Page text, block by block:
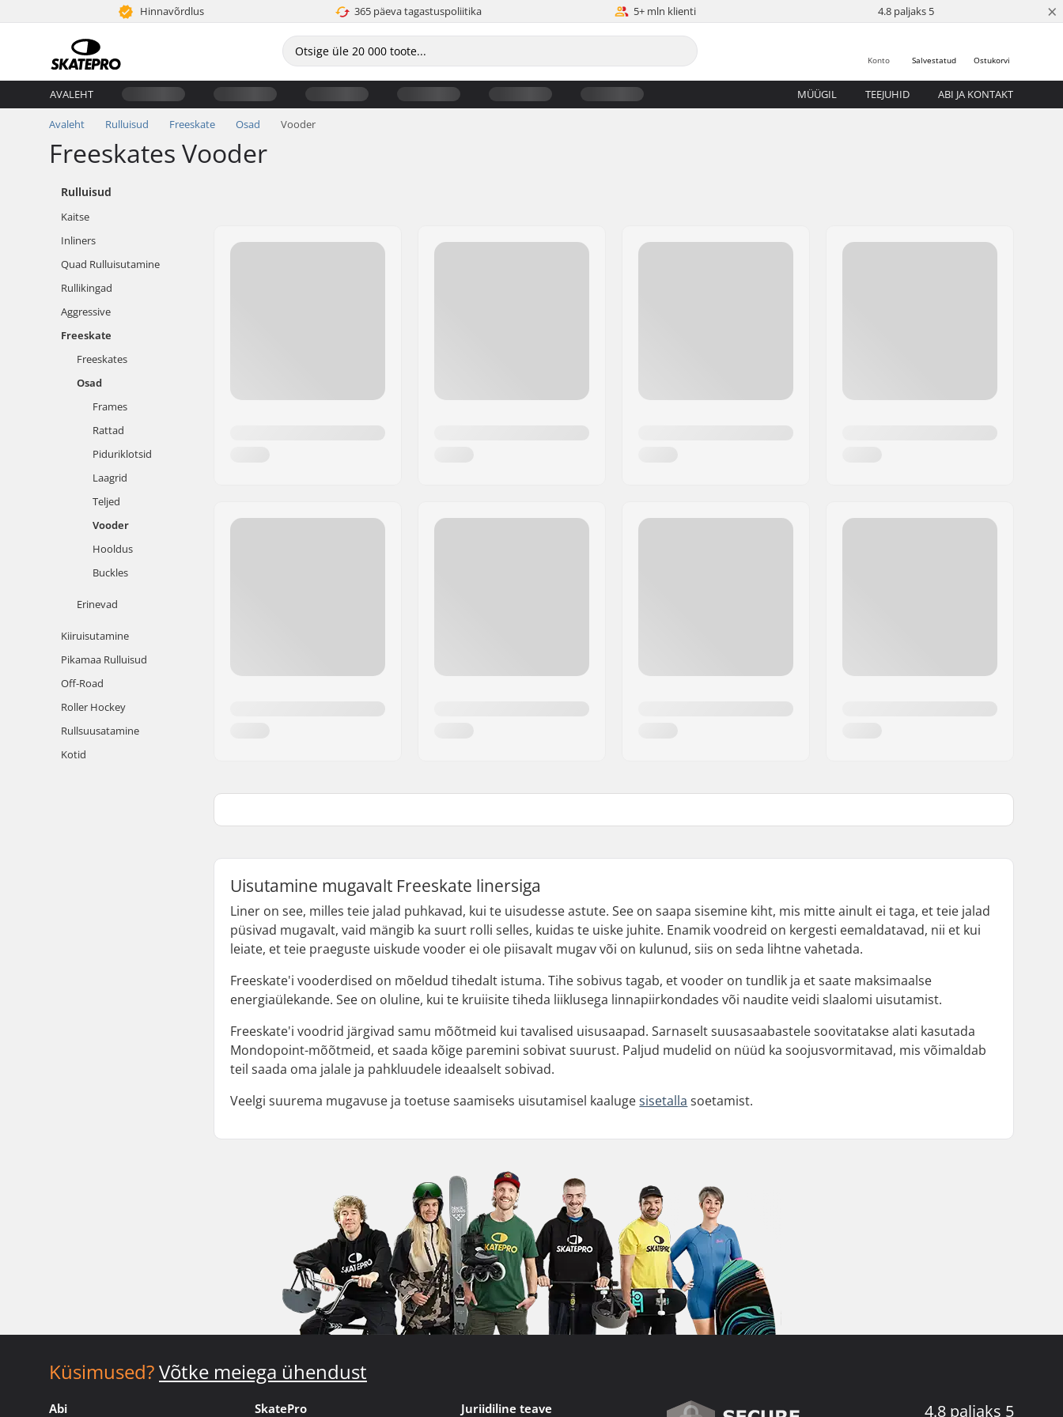
Hinnavõrdlus 365 päeva tagastuspoliitika 5+ mln klienti 4.8 paljaks 5 ×
Ostukorvi
Salvestatud
Konto
AVALEHT MÜÜGIL TEEJUHID ABI JA KONTAKT
Avaleht Rulluisud Freeskate Osad Vooder
Freeskates Vooder
Rulluisud
Kaitse
Inliners
Quad Rulluisutamine
Rullikingad
Aggressive
Freeskate
Freeskates
Osad
Frames
Rattad
Piduriklotsid
Laagrid
Teljed
Vooder
Hooldus
Buckles
Erinevad
Kiiruisutamine
Pikamaa Rulluisud
Off-Road
Roller Hockey
Rullsuusatamine
Kotid
Uisutamine mugavalt Freeskate linersiga
Liner on see, milles teie jalad puhkavad, kui te uisudesse astute. See on saapa sisemine kiht, mis mitte ainult ei taga, et teie jalad
püsivad mugavalt, vaid mängib ka suurt rolli selles, kuidas te uiske juhite. Enamik voodreid on kergesti eemaldatavad, nii et kui
leiate, et teie praeguste uiskude vooder ei ole piisavalt mugav või on kulunud, siis on seda lihtne vahetada.
Freeskate'i vooderdised on mõeldud tihedalt istuma. Tihe sobivus tagab, et vooder on tundlik ja et saate maksimaalse
energiaülekande. See on oluline, kui te kruiisite tiheda liiklusega linnapiirkondades või naudite veidi slaalomi uisutamist.
Freeskate'i voodrid järgivad samu mõõtmeid kui tavalised uisusaapad. Sarnaselt suusasaabastele soovitatakse alati kasutada
Mondopoint-mõõtmeid, et saada kõige paremini sobivat suurust. Paljud mudelid on nüüd ka soojusvormitavad, mis võimaldab
teil saada oma jalale ja pahkluudele ideaalselt sobivad.
Veelgi suurema mugavuse ja toetuse saamiseks uisutamisel kaalugesisetalla soetamist.
Küsimused?Võtke meiega ühendust
Abi SkatePro Juriidiline teave 4.8 paljaks 5